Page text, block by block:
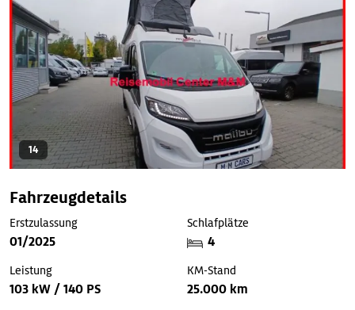
14
Fahrzeugdetails
Erstzulassung
01/2025
Schlafplätze
4
Leistung
103 kW / 140 PS
KM-Stand
25.000 km